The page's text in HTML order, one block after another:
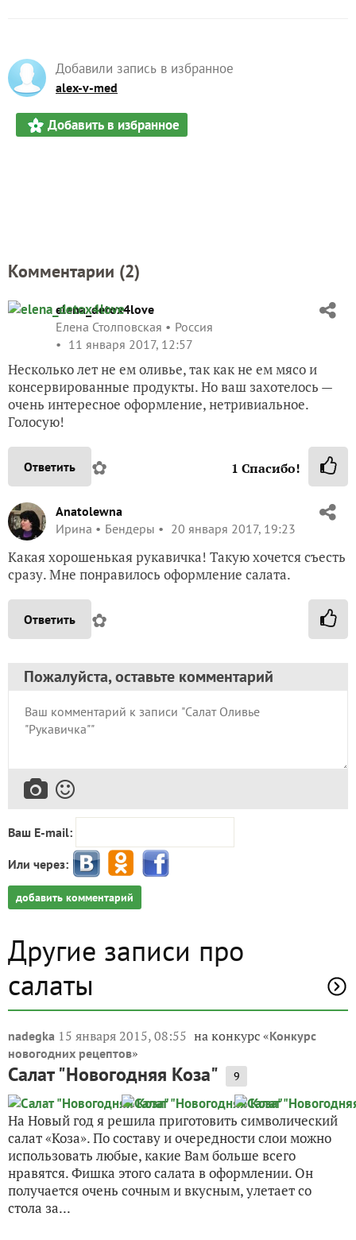
Добавили запись в избранное
alex-v-med
Добавить в избранное
Комментарии (2)
elena_detox4love
Елена Столповская
Россия
11 января 2017, 12:57
Несколько лет не ем оливье, так как не ем мясо и
консервированные продукты. Но ваш захотелось —
очень интересное оформление, нетривиальное.
Голосую!
Ответить ✿ 1 Спасибо!
Anatolewna
Ирина
Бендеры 20 января 2017, 19:23
Какая хорошенькая рукавичка! Такую хочется съесть
сразу. Мне понравилось оформление салата.
Ответить ✿
Пожалуйста, оставьте комментарий
Ваш E-mail:
Или через:
добавить комментарий
Другие записи про
салаты
nadegka 15 января 2015, 08:55 на конкурс «Конкурс
новогодних рецептов»
Салат "Новогодняя Коза" 9
На Новый год я решила приготовить символический
салат «Коза». По составу и очередности слои можно
использовать любые, какие Вам больше всего
нравятся. Фишка этого салата в оформлении. Он
получается очень сочным и вкусным, улетает со
стола за...